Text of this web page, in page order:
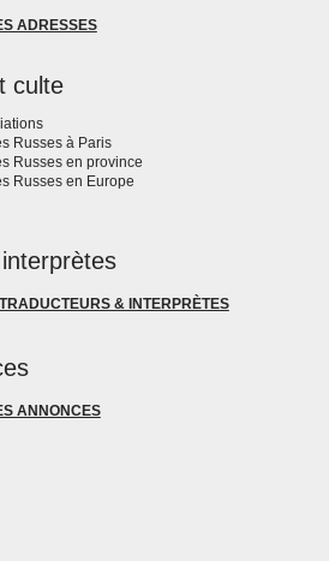
ADRESSES
culte
Russes à Paris
Russes en province
Russes en Europe
& INTERPRÈTES
ANNONCES